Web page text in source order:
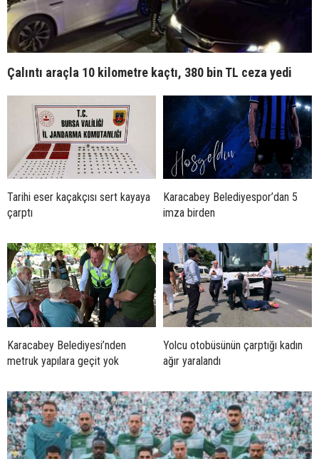
Çalıntı araçla 10 kilometre kaçtı, 380 bin TL ceza yedi
Tarihi eser kaçakçısı sert kayaya
çarptı
Karacabey Belediyespor’dan 5
imza birden
Karacabey Belediyesi’nden
metruk yapılara geçit yok
Yolcu otobüsünün çarptığı kadın
ağır yaralandı